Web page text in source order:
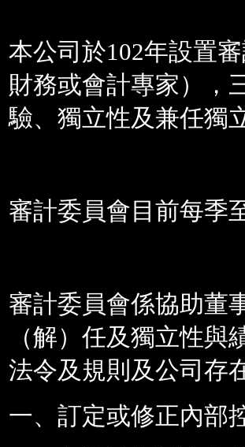
本公司於102年設置
財務或會計專家），
驗、獨立性及兼任獨
審計委員會目前每季
審計委員會係協助董
（解）任及獨立性
法令及規則及公司存
一、訂定或修正內部